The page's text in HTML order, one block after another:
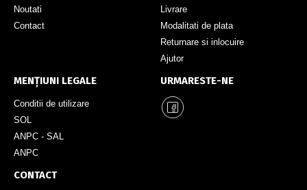
Noutati
Contact
Livrare
Modalitati de plata
Returnare si inlocuire
Ajutor
MENȚIUNI LEGALE
Conditii de utilizare
SOL
ANPC - SAL
ANPC
URMARESTE-NE
CONTACT